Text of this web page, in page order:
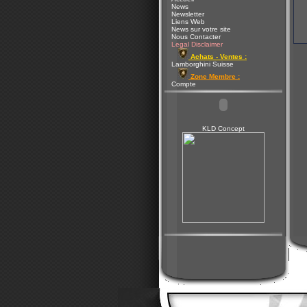
News
Newsletter
Liens Web
News sur votre site
Nous Contacter
Legal Disclaimer
Achats - Ventes :
Lamborghini Suisse
Zone Membre :
Compte
KLD Concept